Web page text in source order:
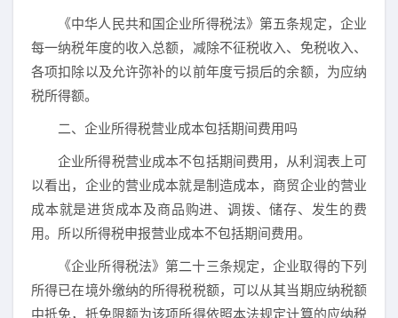
《中华人民共和国企业所得税法》第五条规定，企业
每一纳税年度的收入总额，减除不征税收入、免税收入、
各项扣除以及允许弥补的以前年度亏损后的余额，为应纳
税所得额。
二、企业所得税营业成本包括期间费用吗
企业所得税营业成本不包括期间费用，从利润表上可
以看出，企业的营业成本就是制造成本，商贸企业的营业
成本就是进货成本及商品购进、调拨、储存、发生的费
用。所以所得税申报营业成本不包括期间费用。
《企业所得税法》第二十三条规定，企业取得的下列
所得已在境外缴纳的所得税税额，可以从其当期应纳税额
中抵免，抵免限额为该项所得依照本法规定计算的应纳税